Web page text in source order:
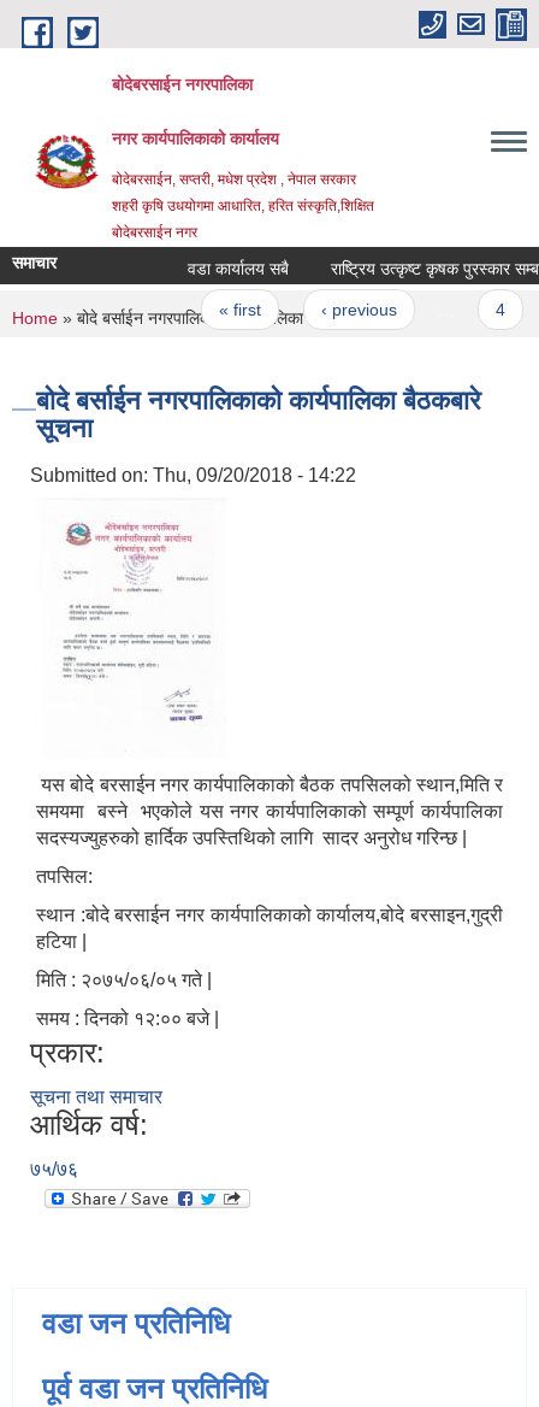
Skip to main content
बोदेबरसाईन नगरपालिका
नगर कार्यपालिकाको कार्यालय
बोदेबरसाईन, सप्तरी, मधेश प्रदेश , नेपाल सरकार
शहरी कृषि उधयोगमा आधारित, हरित संस्कृति,शिक्षित
बोदेबरसाईन नगर
समाचार वडा कार्यालय सबै राष्ट्रिय उत्कृष्ट कृषक पुरस्कार
Pages
« first ‹ previous
You are here
Home » बोदे बर्साईन नगरपालिकाको कार्यपालिका बैठकबारे सूचना
बोदे बर्साईन नगरपालिकाको कार्यपालिका बैठकबारे
सूचना
Submitted on: Thu, 09/20/2018 - 14:22
यस बोदे बरसाईन नगर कार्यपालिकाको बैठक तपसिलको स्थान,मिति र
समयमा बस्ने भएकोले यस नगर कार्यपालिकाको सम्पूर्ण कार्यपालिका
सदस्यज्युहरुको हार्दिक उपस्तिथिको लागि सादर अनुरोध गरिन्छ |
तपसिल:
स्थान :बोदे बरसाईन नगर कार्यपालिकाको कार्यालय,बोदे बरसाइन,गुद्री
हटिया |
मिति : २०७५/०६/०५ गते |
समय : दिनको १२:०० बजे |
प्रकार:
सूचना तथा समाचार
आर्थिक वर्ष:
७५/७६
वडा जन प्रतिनिधि
पूर्व वडा जन प्रतिनिधि